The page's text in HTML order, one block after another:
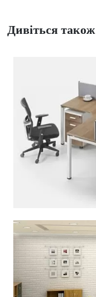
Дивіться також